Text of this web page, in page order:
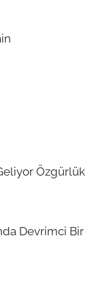
Özgürlük
Devrimci Bir